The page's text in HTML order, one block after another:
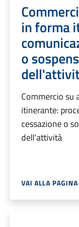
in forma
o
Commercio su
itinerante:
cessazione o
dell'attività
VAI ALLA PAGINA